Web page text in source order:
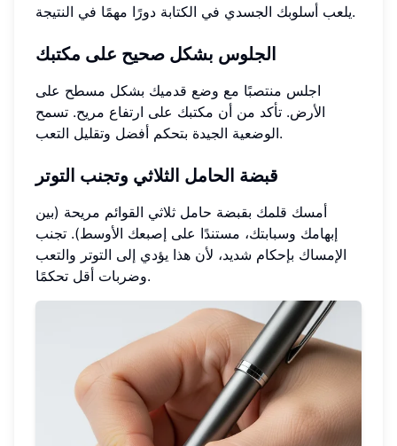
يلعب أسلوبك الجسدي في الكتابة دورًا مهمًا في النتيجة.
الجلوس بشكل صحيح على مكتبك
اجلس منتصبًا مع وضع قدميك بشكل مسطح على
الأرض. تأكد من أن مكتبك على ارتفاع مريح. تسمح
الوضعية الجيدة بتحكم أفضل وتقليل التعب.
قبضة الحامل الثلاثي وتجنب التوتر
أمسك قلمك بقبضة حامل ثلاثي القوائم مريحة (بين
إبهامك وسبابتك، مستندًا على إصبعك الأوسط). تجنب
الإمساك بإحكام شديد، لأن هذا يؤدي إلى التوتر والتعب
وضربات أقل تحكمًا.